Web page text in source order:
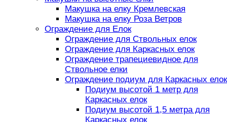
Макушка на елку Кремлевская
Макушка на елку Роза Ветров
Ограждение для Елок
Ограждение для Ствольных елок
Ограждение для Каркасных елок
Ограждение трапециевидное для
Ствольное елки
Ограждение подиум для Каркасных елок
Подиум высотой 1 метр для
Каркасных елок
Подиум высотой 1,5 метра для
Каркасных елок